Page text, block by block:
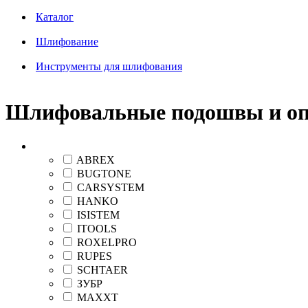
Каталог
Шлифование
Инструменты для шлифования
Шлифовальные подошвы и
ABREX
BUGTONE
CARSYSTEM
HANKO
ISISTEM
ITOOLS
ROXELPRO
RUPES
SCHTAER
ЗУБР
MAXXT